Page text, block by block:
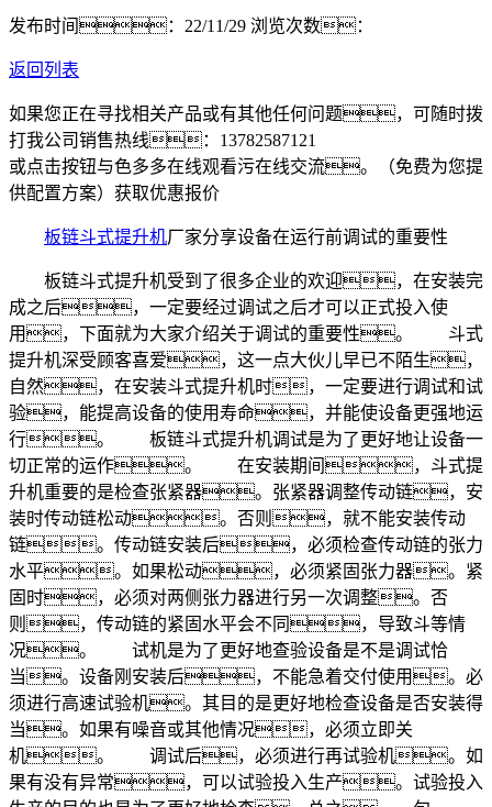
发布时间：22/11/29 浏览次数：
返回列表
如果您正在寻找相关产品或有其他任何问题，可随时拨
打我公司销售热线： 13782587121
或点击按钮与色多多在线观看污在线交流。（免费为您提
供配置方案） 获取优惠报价
板链斗式提升机厂家分享设备在运行前调试的重要性
板链斗式提升机受到了很多企业的欢迎，在安装完
成之后，一定要经过调试之后才可以正式投入使
用，下面就为大家介绍关于调试的重要性。 斗式
提升机深受顾客喜爱，这一点大伙儿早已不陌生，
自然，在安装斗式提升机时，一定要进行调试和试
验，能提高设备的使用寿命，并能使设备更强地运
行。 板链斗式提升机调试是为了更好地让设备一
切正常的运作。 在安装期间，斗式提
升机重要的是检查张紧器。张紧器调整传动链，安
装时传动链松动。否则，就不能安装传动
链。传动链安装后，必须检查传动链的张力
水平。如果松动，必须紧固张力器。紧
固时，必须对两侧张力器进行另一次调整。否
则，传动链的紧固水平会不同，导致斗等情
况。 试机是为了更好地查验设备是不是调试恰
当。设备刚安装后，不能急着交付使用。必
须进行高速试验机。其目的是更好地检查设备是否安装得
当。如果有噪音或其他情况，必须立即关
机。 调试后，必须进行再试验机。如
果有没有异常，可以试验投入生产。试验投入